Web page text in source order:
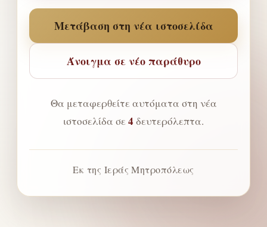
Μετάβαση στη νέα ιστοσελίδα
Άνοιγμα σε νέο παράθυρο
Θα μεταφερθείτε αυτόματα στη νέα
ιστοσελίδα σε4 δευτερόλεπτα.
Εκ της Ιεράς Μητροπόλεως